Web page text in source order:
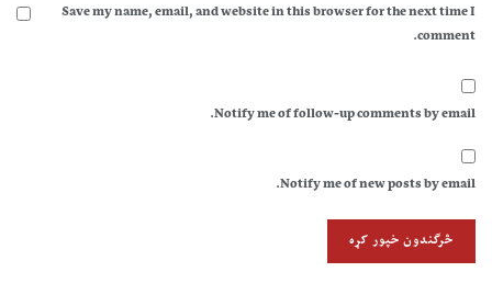
Save my name, email, and website in this browser for the next time I
comment.
Notify me of follow-up comments by email.
Notify me of new posts by email.